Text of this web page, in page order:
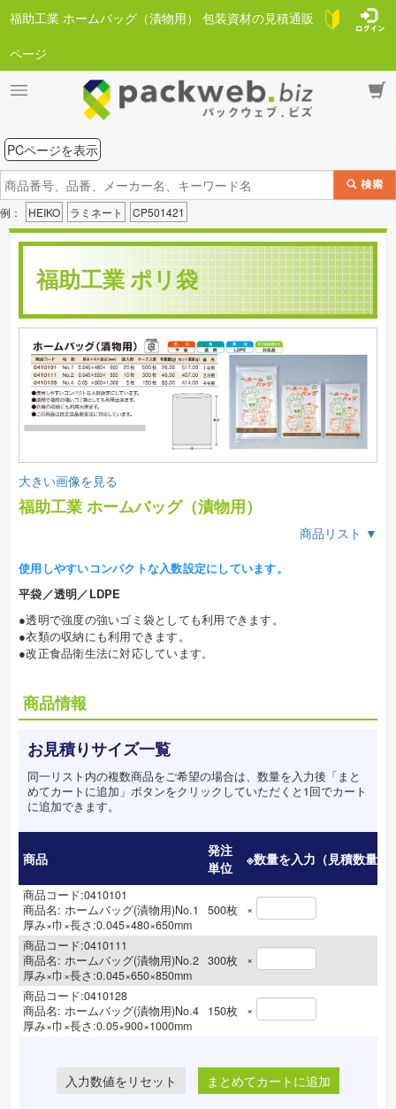
福助工業 ホームバッグ（漬物用） 包装資材の見積通販
ページ
PCページを表示
例： HEIKO ラミネート CP501421
福助工業 ポリ袋
大きい画像を見る
福助工業 ホームバッグ（漬物用）
商品リスト ▼
使用しやすいコンパクトな入数設定にしています。
平袋／透明／LDPE
●透明で強度の強いゴミ袋としても利用できます。
●衣類の収納にも利用できます。
●改正食品衛生法に対応しています。
商品情報
お見積りサイズ一覧
同一リスト内の複数商品をご希望の場合は、数量を入力後「まと
めてカートに追加」ボタンをクリックしていただくと1回でカート
に追加できます。
商品
発注
単位
※数量を入力（見積数量）
商品コード:0410101
商品名: ホームバッグ(漬物用)No.1
厚み×巾×長さ:0.045×480×650mm
500枚 ×
商品コード:0410111
商品名: ホームバッグ(漬物用)No.2
厚み×巾×長さ:0.045×650×850mm
300枚 ×
商品コード:0410128
商品名: ホームバッグ(漬物用)No.4
厚み×巾×長さ:0.05×900×1000mm
150枚 ×
まとめてカートに追加